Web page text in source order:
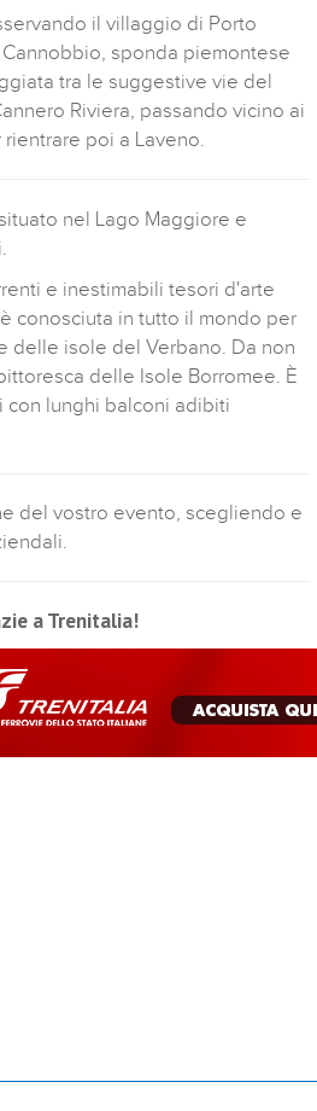
il villaggio di Porto
sponda piemontese
tra le suggestive vie del
Riviera, passando vicino ai
poi a Laveno.
nel Lago Maggiore e
e inestimabili tesori d'arte
è conosciuta in tutto il mondo per
delle isole del Verbano. Da non
delle Isole Borromee. È
con lunghi balconi adibiti
del vostro evento, scegliendo e
a Trenitalia!